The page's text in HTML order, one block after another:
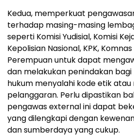
Kedua, memperkuat
terhadap masing-masing
seperti Komisi Yudisial, Komisi
Kepolisian Nasional, KPK,
Perempuan untuk dapat
dan melakukan penindakan
hukum menyalahi kode etik
pelanggaran. Perlu dipastikan
pengawas external ini dapat
yang dilengkapi dengan
dan sumberdaya yang cukup.